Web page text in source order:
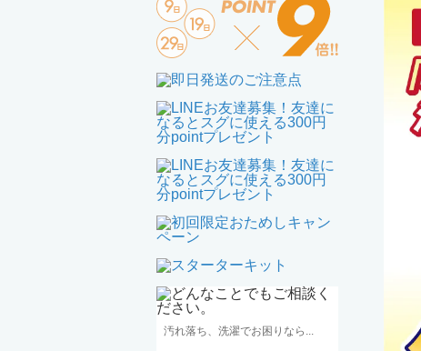
汚れ落ち、洗濯でお困りなら...